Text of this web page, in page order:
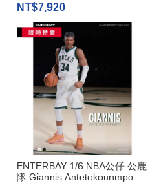
NT$7,920
ENTERBAY 1/6 NBA公仔 公鹿
隊 Giannis Antetokounmpo